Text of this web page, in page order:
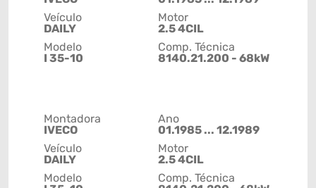
Veículo
DAILY
Modelo
I 35-10
Motor
2.5 4CIL
Comp. Técnica
8140.21.200 - 68kW
Montadora
IVECO
Veículo
DAILY
Modelo
Ano
01.1985 ... 12.1989
Motor
2.5 4CIL
Comp. Técnica